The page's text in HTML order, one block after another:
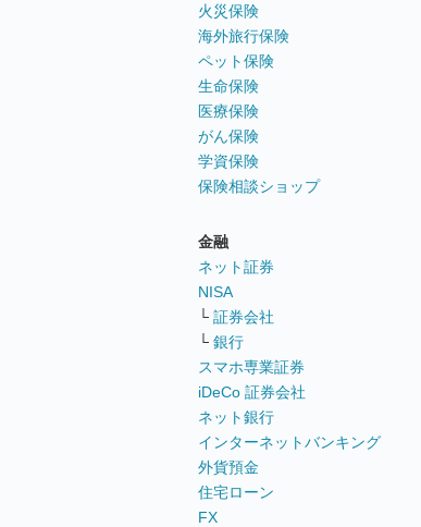
火災保険
海外旅行保険
ペット保険
生命保険
医療保険
がん保険
学資保険
保険相談ショップ
金融
ネット証券
NISA
└ 証券会社
└ 銀行
スマホ専業証券
iDeCo 証券会社
ネット銀行
インターネットバンキング
外貨預金
住宅ローン
FX